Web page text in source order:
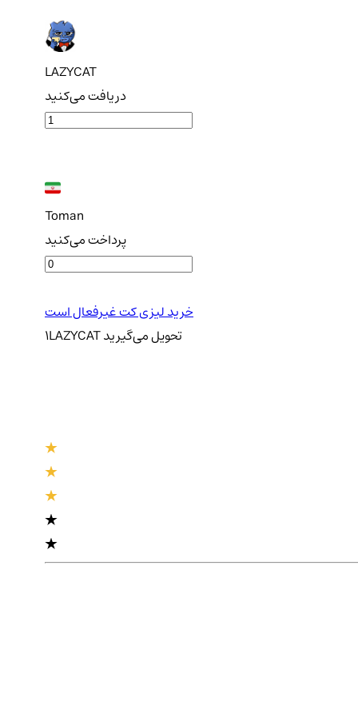
LAZYCAT
دریافت می‌کنید
Toman
پرداخت می‌کنید
خرید لیزی کت غیرفعال است
1LAZYCAT تحویلمی‌گیرید